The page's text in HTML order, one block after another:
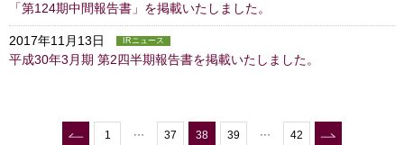
「第124期中間報告書」を掲載いたしました。
2017年11月13日 IRニュース
平成30年3月期 第2四半期報告書を掲載いたしました。
1 37 38 39 42